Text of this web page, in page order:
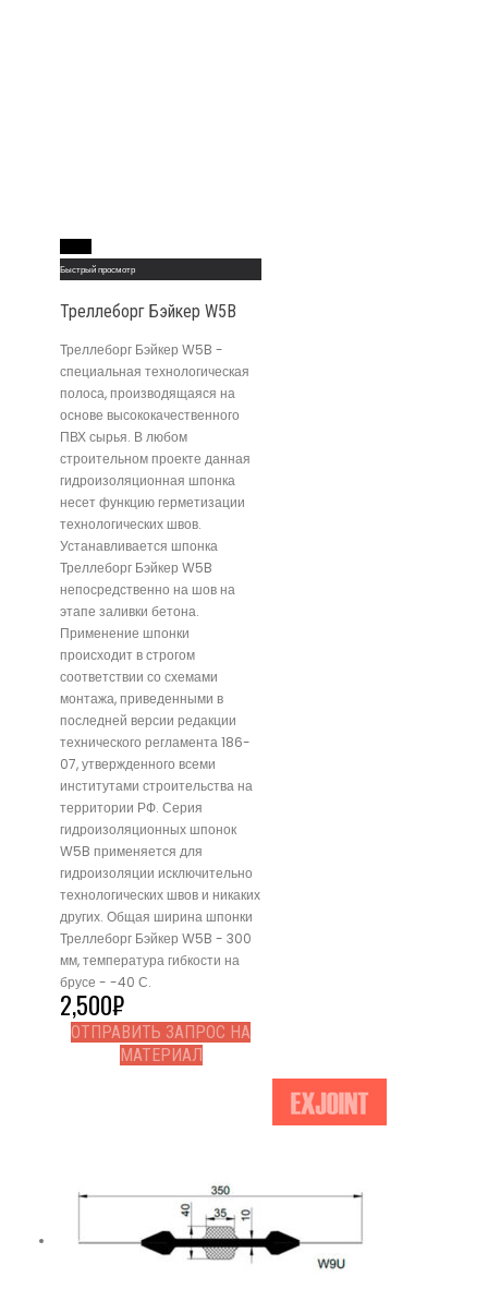
Быстрый просмотр
Треллеборг Бэйкер W5B
Треллеборг Бэйкер W5B -
специальная технологическая
полоса, производящаяся на
основе высококачественного
ПВХ сырья. В любом
строительном проекте данная
гидроизоляционная шпонка
несет функцию герметизации
технологических швов.
Устанавливается шпонка
Треллеборг Бэйкер W5B
непосредственно на шов на
этапе заливки бетона.
Применение шпонки
происходит в строгом
соответствии со схемами
монтажа, приведенными в
последней версии редакции
технического регламента 186-
07, утвержденного всеми
институтами строительства на
территории РФ. Серия
гидроизоляционных шпонок
W5B применяется для
гидроизоляции исключительно
технологических швов и никаких
других. Общая ширина шпонки
Треллеборг Бэйкер W5B - 300
мм, температура гибкости на
брусе - -40 С.
2,500₽
ОТПРАВИТЬ ЗАПРОС НА
МАТЕРИАЛ